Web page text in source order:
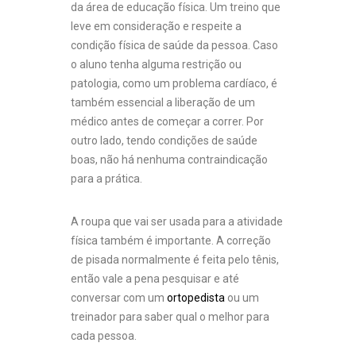
da área de educação física. Um treino que
leve em consideração e respeite a
condição física de saúde da pessoa. Caso
o aluno tenha alguma restrição ou
patologia, como um problema cardíaco, é
também essencial a liberação de um
médico antes de começar a correr. Por
outro lado, tendo condições de saúde
boas, não há nenhuma contraindicação
para a prática.
A roupa que vai ser usada para a atividade
física também é importante. A correção
de pisada normalmente é feita pelo tênis,
então vale a pena pesquisar e até
conversar com um ortopedista ou um
treinador para saber qual o melhor para
cada pessoa.